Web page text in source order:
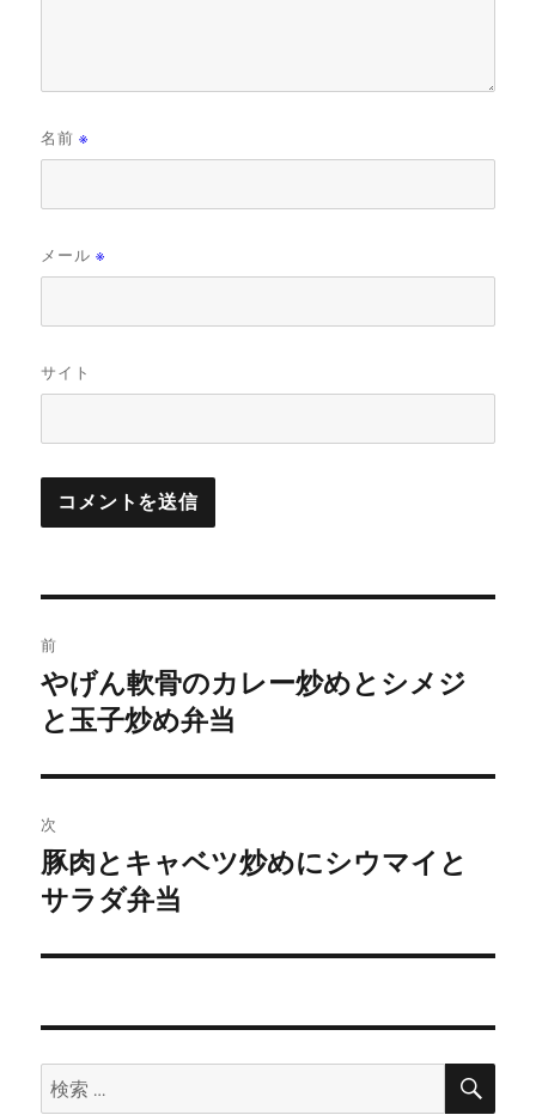
名前※
メール※
サイト
稿
ナ
ビ
ゲ
ー
シ
ン
前
前
の
稿:
やげん軟骨のカレー炒めとシメジ
と玉子炒め弁当
次
次
の
稿:
豚肉とキャベツ炒めにシウマイと
サラダ弁当
検
検